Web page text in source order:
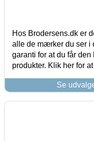
Hos Brodersens.dk er
alle de mærker du ser i
garanti for at du får
produkter. Klik her for
Se